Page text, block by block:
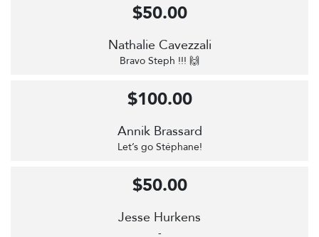
Nathalie Cavezzali
Bravo Steph !!! 🙌
$50.00
Annik Brassard
Let’s go Stéphane!
$100.00
Jesse Hurkens
-
$50.00